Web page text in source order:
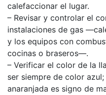
calefaccionar el lugar.
– Revisar y controlar el
instalaciones de gas
y los equipos con
cocinas o braseros—.
– Verificar el color de la
ser siempre de color
anaranjada es signo de